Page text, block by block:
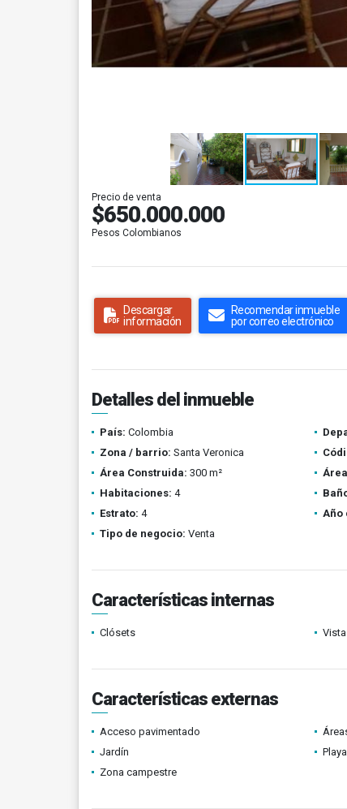
Precio de venta
$650.000.000
Pesos Colombianos
Descargar
información
Recomendar inmueble
por correo electrónico
Detalles del inmueble
País: Colombia
Zona / barrio: Santa Veronica
Área Construida: 300 m²
Habitaciones: 4
Estrato: 4 Año
Tipo de negocio: Venta
Características internas
Clósets
Características externas
Acceso pavimentado
Jardín
Zona campestre